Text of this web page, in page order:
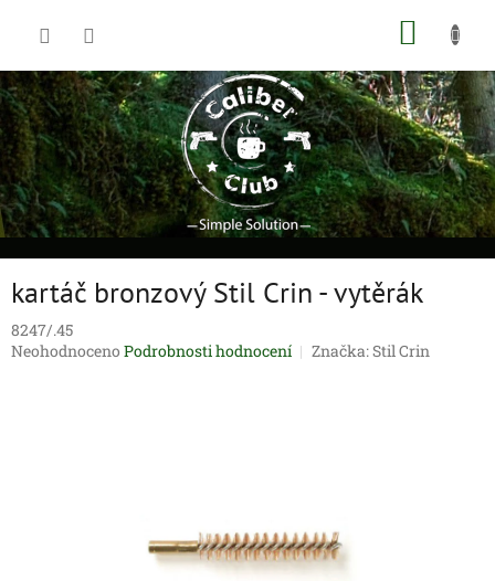
kartáč bronzový Stil Crin - vytěrák
8247/.45
Průměrné
Neohodnoceno Podrobnosti hodnocení Značka:Stil Crin